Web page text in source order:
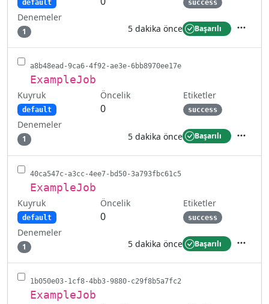
default success
Denemeler
1 5 dakika önce Başarılı
a8b48ead-9ca6-4f92-ae3e-6bb8970ee17e
ExampleJob
Kuyruk
default
Öncelik
0
Etiketler
success
Denemeler
1 5 dakika önce Başarılı İşlemler
40ca547c-a3cc-4ee7-bd50-3a793fbc61c5
ExampleJob
Kuyruk
default
Öncelik
0
Etiketler
success
Denemeler
1 5 dakika önce Başarılı
1b050e03-1cf8-4bb3-9880-c29f8b5a7fc2
ExampleJob